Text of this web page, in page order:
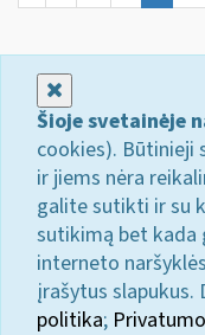
Šioje svetainėje
cookies). Būtinieji
ir jiems nėra
galite sutikti ir su
sutikimą bet kada
interneto
įrašytus slapukus.
politika;